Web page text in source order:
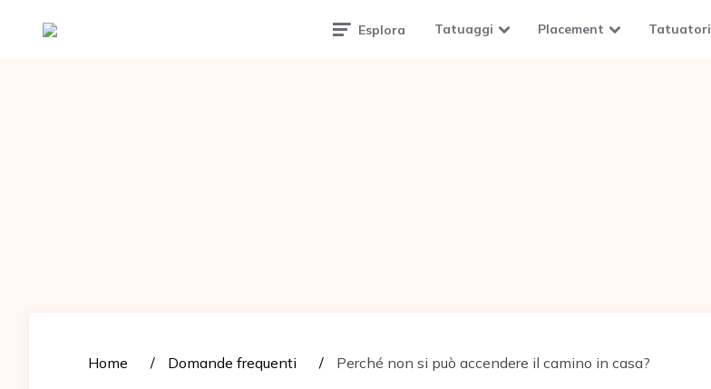
Tattoomuse.it Esplora Tatuaggi Placement Tatuatori
Home Domande frequenti Perché non si può accendere il camino in casa?